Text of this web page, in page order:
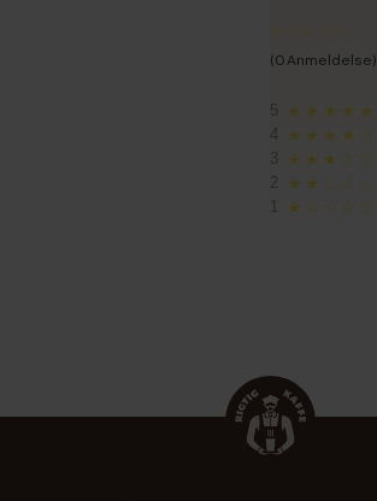
(0 Anmeldelse)
5 ★★★★★
★★★★☆
3 ★★★☆☆
2 ★★☆☆☆
★☆☆☆☆